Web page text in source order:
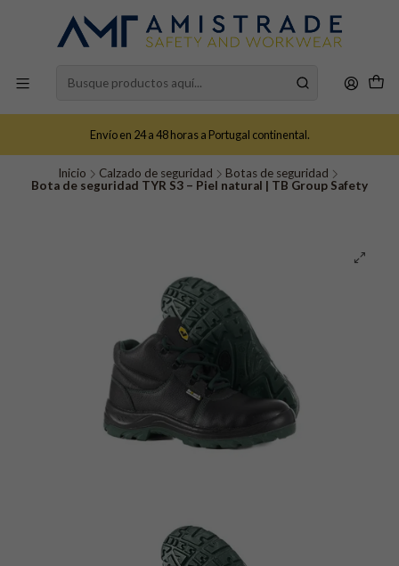
Envío en 24 a 48 horas a Portugal continental.
Inicio Calzado de seguridad
Botas de seguridad
Bota de seguridad TYR S3 – Piel natural | TB Group Safety